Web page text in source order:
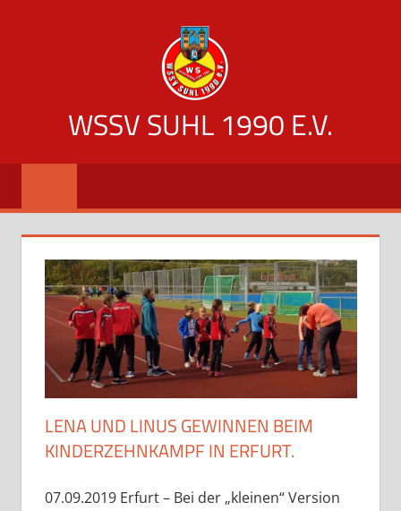
WSSV SUHL 1990 E.V.
offizielle
WSSV
1990
LENA UND LINUS GEWINNEN BEIM
KINDERZEHNKAMPF IN ERFURT.
07.09.2019 Erfurt – Bei der „kleinen“ Version